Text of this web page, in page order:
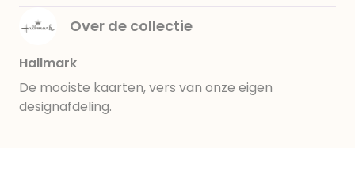
Over de collectie
Hallmark
De mooiste kaarten, vers van onze eigen
designafdeling.